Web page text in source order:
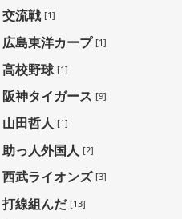
交流戦 [1]
広島東洋カープ [1]
高校野球 [1]
阪神タイガース [9]
山田哲人 [1]
助っ人外国人 [2]
西武ライオンズ [3]
打線組んだ [13]